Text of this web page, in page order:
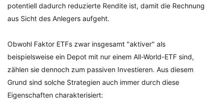
potentiell dadurch reduzierte Rendite ist, damit die Rechnung
aus Sicht des Anlegers aufgeht.
Obwohl Faktor ETFs zwar insgesamt "aktiver" als
beispielsweise ein Depot mit nur einem All-World-ETF sind,
zählen sie dennoch zum passiven Investieren. Aus diesem
Grund sind solche Strategien auch immer durch diese
Eigenschaften charakterisiert: